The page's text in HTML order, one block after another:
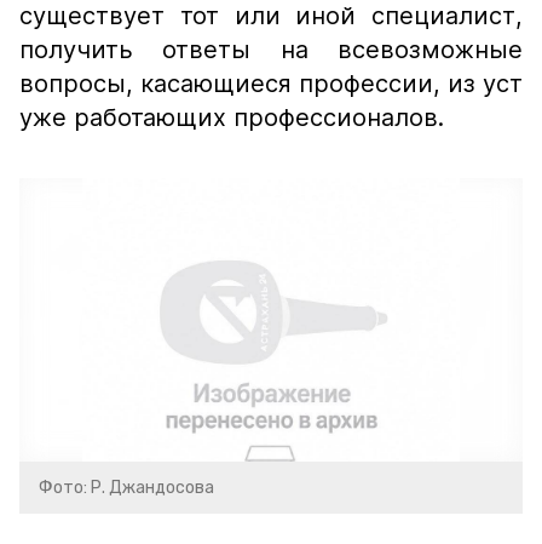
существует тот или иной специалист,
получить ответы на всевозможные
вопросы, касающиеся профессии, из уст
уже работающих профессионалов.
Фото: Р. Джандосова